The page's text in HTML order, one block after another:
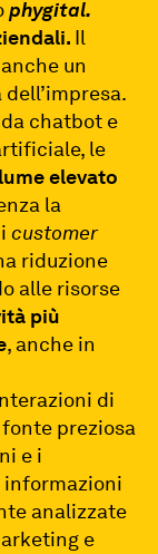
phygital.
Il
un
chatbot e
le
elevato
la
customer
riduzione
alle risorse
più
, anche in
di
preziosa
e i
analizzate
e